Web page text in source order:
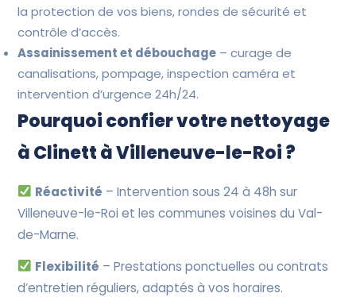
la protection de vos biens, rondes de sécurité et
contrôle d’accès.
Assainissement et débouchage – curage de
canalisations, pompage, inspection caméra et
intervention d’urgence 24h/24.
Pourquoi confier votre nettoyage
à Clinett à Villeneuve-le-Roi ?
Réactivité – Intervention sous 24 à 48h sur
Villeneuve-le-Roi et les communes voisines du Val-
de-Marne.
Flexibilité – Prestations ponctuelles ou contrats
d’entretien réguliers, adaptés à vos horaires.